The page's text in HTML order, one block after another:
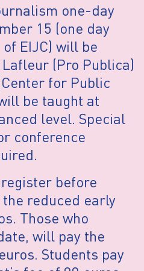
one-day
15 (one day
EIJC) will be
(Pro Publica)
for Public
be taught at
level. Special
conference
before
reduced early
Those who
will pay the
Students pay